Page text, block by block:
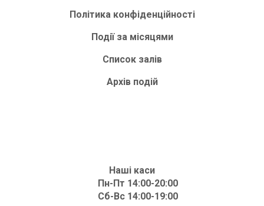
Політика конфіденційності
Події за місяцями
Список залів
Архів подій
Наші каси
Пн-Пт 14:00-20:00
Сб-Вс 14:00-19:00